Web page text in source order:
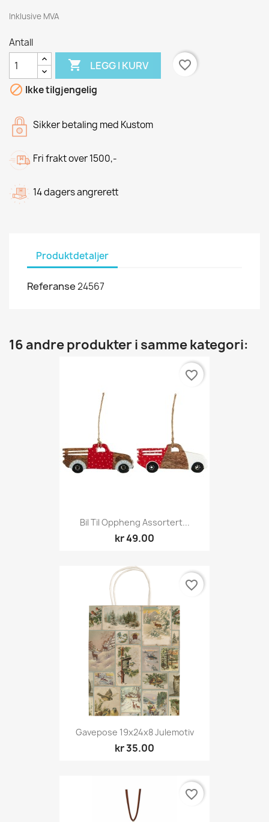
Inklusive MVA
Antall
 LEGG I KURV
favorite_border
 Ikke tilgjengelig
Sikker betaling med Kustom
Fri frakt over 1500,-
14 dagers angrerett
Produktdetaljer
Referanse24567
16 andre produkter i samme kategori:
Bil Til Oppheng Assortert...
kr 49.00
favorite_border
Gavepose 19x24x8 Julemotiv
kr 35.00
favorite_border
favorite_border